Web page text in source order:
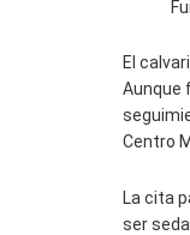
El
Aunque
Centro
La cita
ser